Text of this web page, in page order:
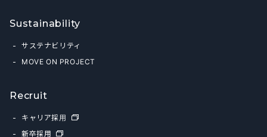
Sustainability
サステナビリティ
MOVE ON PROJECT
Recruit
キャリア採用
新卒採用